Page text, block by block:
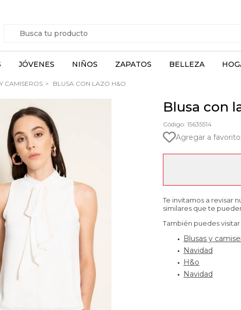
JÓVENES NIÑOS ZAPATOS BELLEZA
CAMISEROS BLUSA CON LAZO H&O
Blusa con
Código: 15635514
Agregar a
Te invitamos a revisar
similares que te
También puedes
Blusas y
Navidad
H&o
Navidad